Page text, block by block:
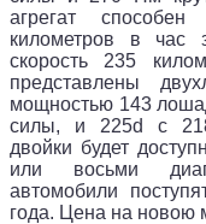
агрегат
километров в час
скорость 235
представлены
мощностью 143
силы, и 225d с
двойки будет
или восьми
автомобили
года. Цена на новою